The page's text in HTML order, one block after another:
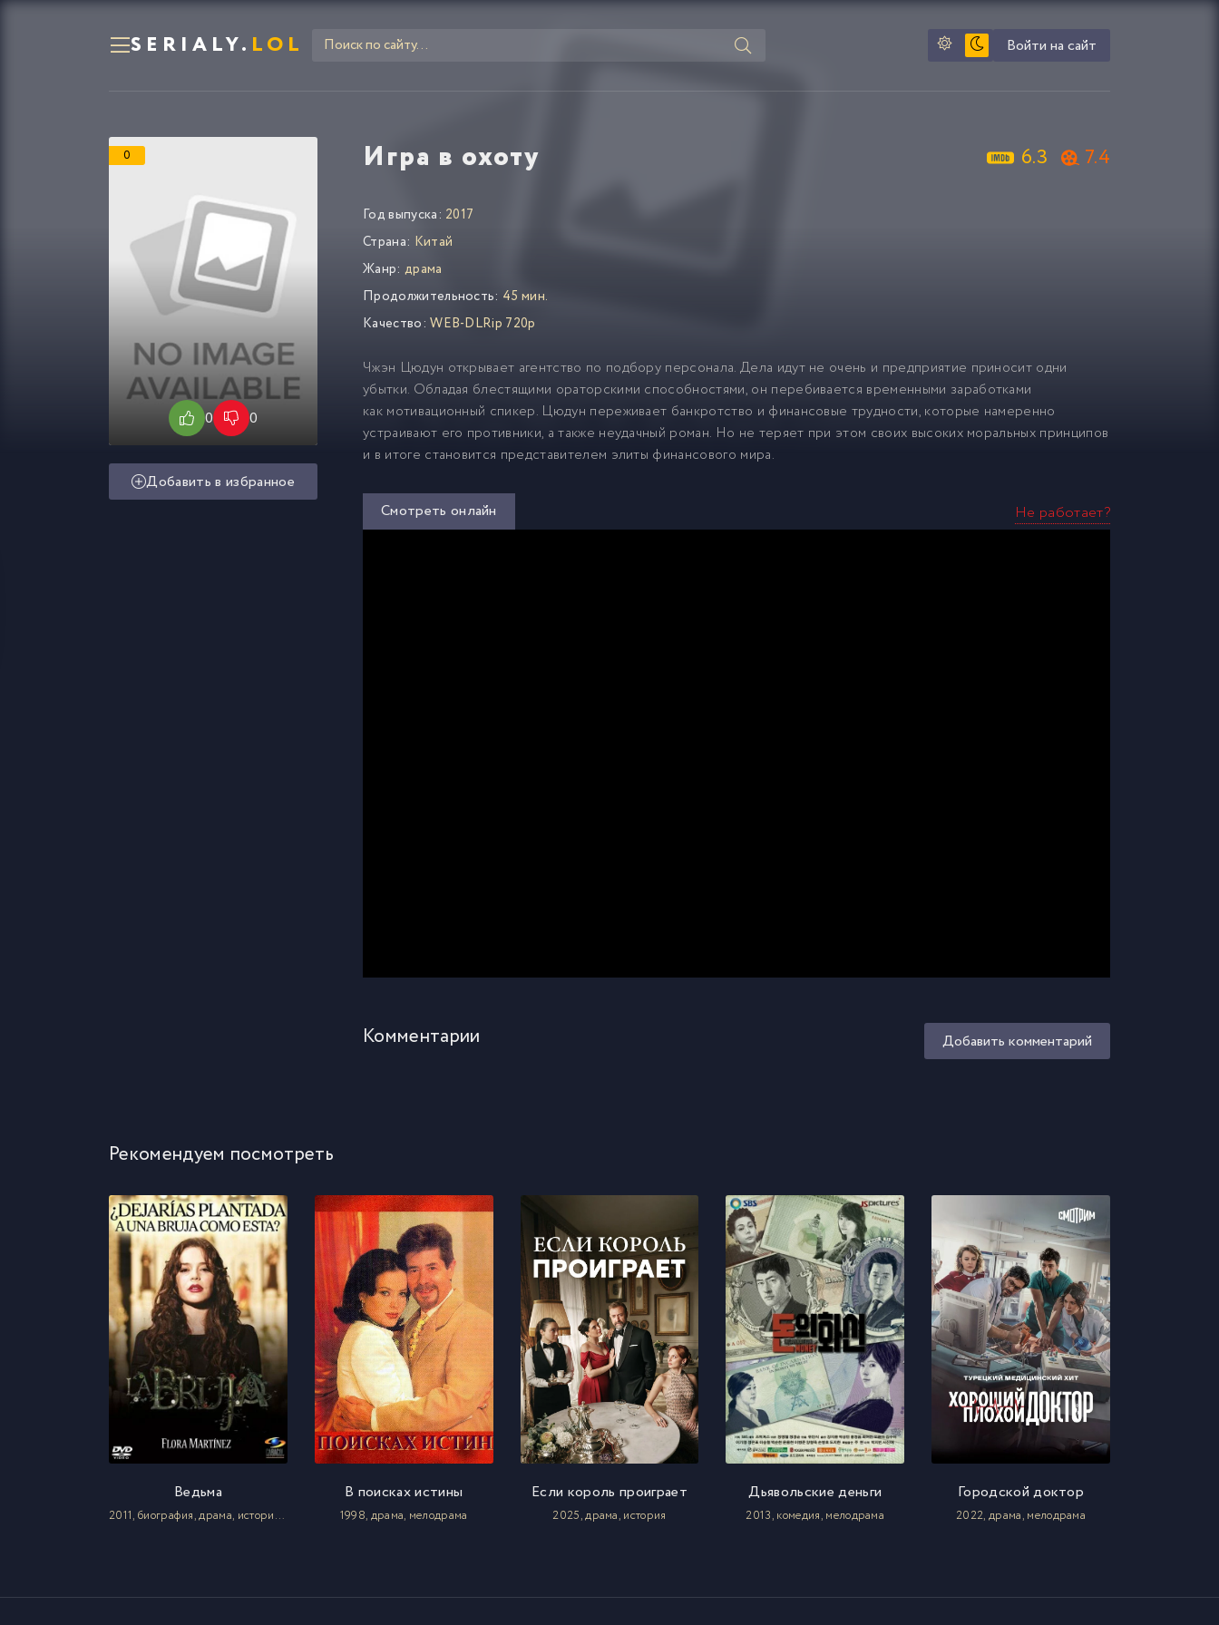
SERIALY. LOL Войти на сайт
Игра в охоту 6.3 7.4
0
0 0
Добавить в избранное
Год выпуска: 2017
Страна: Китай
Жанр: драма
Продолжительность: 45 мин.
Качество: WEB-DLRip 720p
Чжэн Цюдун открывает агентство по подбору персонала. Дела идут не очень и предприятие приносит одни
убытки. Обладая блестящими ораторскими способностями, он перебивается временными заработками
как мотивационный спикер. Цюдун переживает банкротство и финансовые трудности, которые намеренно
устраивают его противники, а также неудачный роман. Но не теряет при этом своих высоких моральных принципов
и в итоге становится представителем элиты финансового мира.
Смотреть онлайн Не работает?
Комментарии Добавить комментарий
Рекомендуем посмотреть
Ведьма
2011, биография, драма, история, криминал, триллер
В поисках истины
1998, драма, мелодрама
Если король проиграет
2025, драма, история
Дьявольские деньги
2013, комедия, мелодрама
Городской доктор
2022, драма, мелодрама